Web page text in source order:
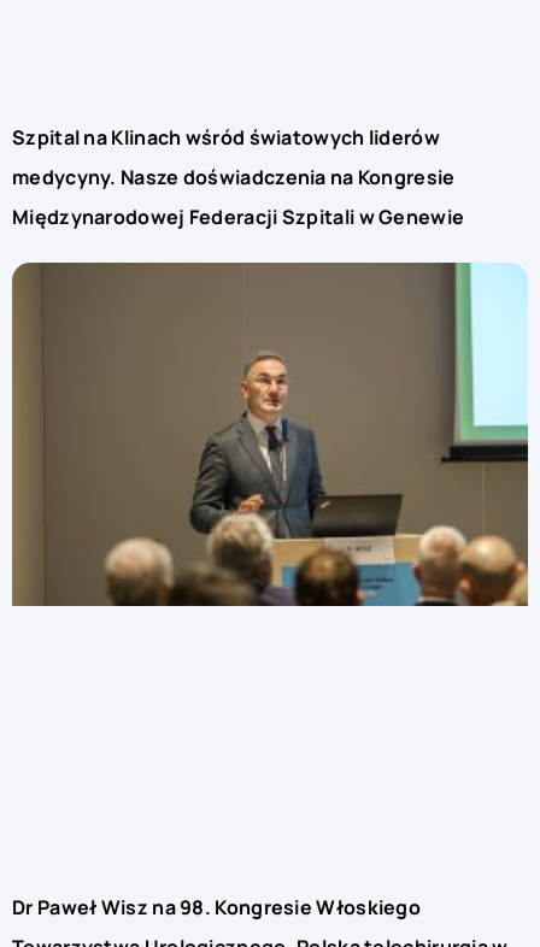
Szpital na Klinach wśród światowych liderów
medycyny. Nasze doświadczenia na Kongresie
Międzynarodowej Federacji Szpitali w Genewie
Dr Paweł Wisz na 98. Kongresie Włoskiego